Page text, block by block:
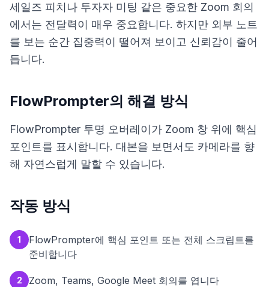
세일즈 피치나 투자자 미팅 같은 중요한 Zoom 회의
에서는 전달력이 매우 중요합니다. 하지만 외부 노트
를 보는 순간 집중력이 떨어져 보이고 신뢰감이 줄어
듭니다.
FlowPrompter의 해결 방식
FlowPrompter 투명 오버레이가 Zoom 창 위에 핵심
포인트를 표시합니다. 대본을 보면서도 카메라를 향
해 자연스럽게 말할 수 있습니다.
작동 방식
1
FlowPrompter에 핵심 포인트 또는 전체 스크립트를
준비합니다
2 Zoom, Teams, Google Meet 회의를 엽니다